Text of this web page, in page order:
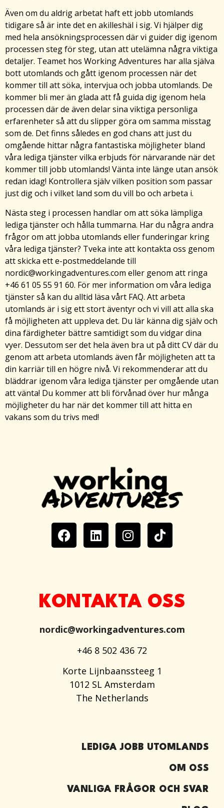
Även om du aldrig arbetat haft ett jobb utomlands
tidigare så är inte det en akilleshäl i sig. Vi hjälper dig
med hela ansökningsprocessen där vi guider dig igenom
processen steg för steg, utan att utelämna några viktiga
detaljer. Teamet hos Working Adventures har alla själva
bott utomlands och gått igenom processen när det
kommer till att söka, intervjua och jobba utomlands. De
kommer bli mer än glada att få guida dig igenom hela
processen där de även delar sina viktiga personliga
erfarenheter så att du slipper göra om samma misstag
som de. Det finns således en god chans att just du
omgående hittar några fantastiska möjligheter bland
våra lediga tjänster vilka erbjuds för närvarande när det
kommer till jobb utomlands! Vänta inte länge utan ansök
redan idag! Kontrollera själv vilken position som passar
just dig och i vilket land som du vill bo och arbeta i.
Nästa steg i processen handlar om att söka lämpliga
lediga tjänster och hålla tummarna. Har du några andra
frågor om att jobba utomlands eller funderingar kring
våra lediga tjänster? Tveka inte att kontakta oss genom
att skicka ett e-postmeddelande till
nordic@workingadventures.com eller genom att ringa
+46 61 05 55 91 60. För mer information om våra lediga
tjänster så kan du alltid läsa vårt FAQ. Att arbeta
utomlands är i sig ett stort äventyr och vi vill att alla ska
få möjligheten att uppleva det. Du lär känna dig själv och
dina färdigheter bättre samtidigt som du vidgar dina
vyer. Dessutom ser det hela även bra ut på ditt CV där du
genom att arbeta utomlands även får möjligheten att ta
din karriär till en högre nivå. Vi rekommenderar att du
bläddrar igenom våra lediga tjänster per omgående utan
att vänta! Du kommer att bli förvånad över hur många
möjligheter du har när det kommer till att hitta en
vakans som du trivs med!
KONTAKTA OSS
nordic@workingadventures.com
+46 8 502 436 72
Korte Lijnbaanssteeg 1
1012 SL Amsterdam
The Netherlands
LEDIGA JOBB UTOMLANDS
OM OSS
VANLIGA FRÅGOR OCH SVAR